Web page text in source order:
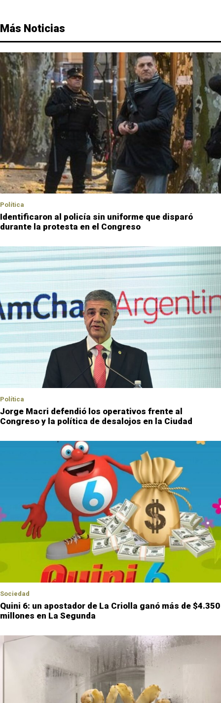
Más Noticias
Política
Identificaron al policía sin uniforme que disparó
durante la protesta en el Congreso
Política
Jorge Macri defendió los operativos frente al
Congreso y la política de desalojos en la Ciudad
Sociedad
Quini 6: un apostador de La Criolla ganó más de $4.350
millones en La Segunda